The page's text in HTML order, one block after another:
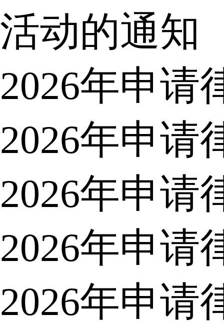
活动的通知
2026年申请
2026年申请
2026年申请
2026年申请
2026年申请